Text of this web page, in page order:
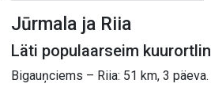
Jūrmala ja Riia
Läti populaarseim
Bigauņciems – Riia: 51 km, 3 päeva.